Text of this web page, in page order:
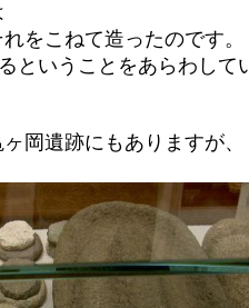
をこねて造ったのです。
ということをあらわして
岡遺跡にもありますが、